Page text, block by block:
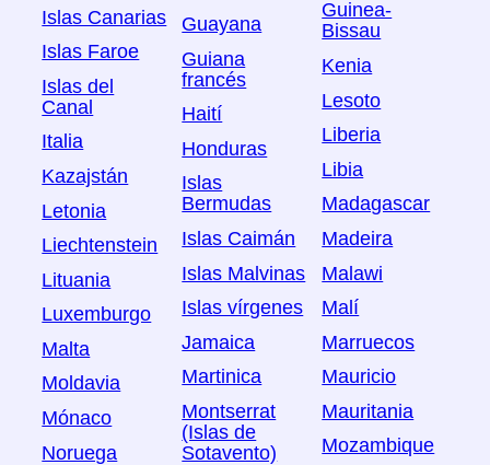
Islas Canarias
Islas Faroe
Islas del
Canal
Italia
Kazajstán
Letonia
Liechtenstein
Lituania
Luxemburgo
Malta
Moldavia
Mónaco
Noruega
Guayana
Guiana
francés
Haití
Honduras
Islas
Bermudas
Islas Caimán
Islas Malvinas
Islas vírgenes
Jamaica
Martinica
Montserrat
(Islas de
Sotavento)
Guinea-
Bissau
Kenia
Lesoto
Liberia
Libia
Madagascar
Madeira
Malawi
Malí
Marruecos
Mauricio
Mauritania
Mozambique